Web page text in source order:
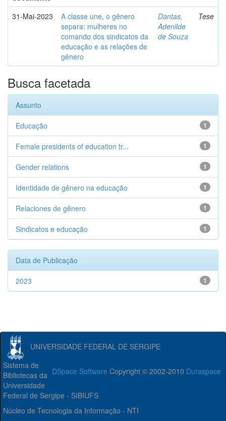
31-Mai-2023
A classe une, o gênero
separa: mulheres no
comando dos sindicatos da
educação e as relações de
gênero
Dantas,
Adenilde
de Souza
Tese
Busca facetada
Assunto
1
Educação
1
Female presidents of education tr...
1
Gender relations
1
Identidade de gênero na educação
1
Relaciones de gênero
1
Sindicatos e educação
Data de Publicação
1
2023
UNIVERSIDADE FEDERAL DE SERGIPE
DSpace Software Copyright © 2002-2010 Duraspace
Sistema de
Bibliotecas da
Universidade
Federal de Sergipe - SIBIUFS
Núcleo de Tecnologia da Informação - NTI